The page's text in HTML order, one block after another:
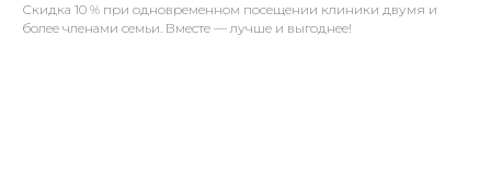
Скидка 10 % при одновременном посещении клиники двумя и
более членами семьи. Вместе — лучше и выгоднее!